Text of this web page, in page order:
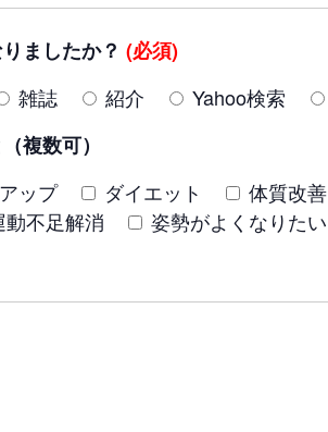
ましたか？ (必須)
雑誌 紹介 Yahoo検索
複数可）
ップ ダイエット 体質改善
動不足解消 姿勢がよくなりたい